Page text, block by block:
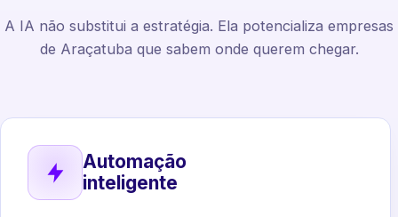
A IA não substitui a estratégia. Ela potencializa empresas
de Araçatuba que sabem onde querem chegar.
Automação
inteligente